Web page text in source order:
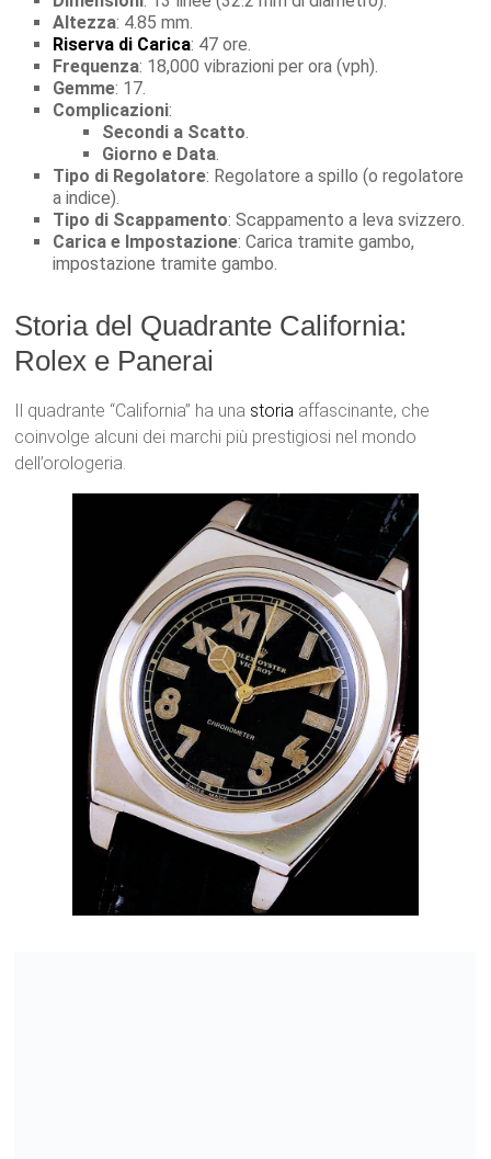
Altezza: 4.85 mm.
Riserva di Carica: 47 ore.
Frequenza: 18,000 vibrazioni per ora (vph).
Gemme: 17.
Complicazioni:
Secondi a Scatto.
Giorno e Data.
Tipo di Regolatore: Regolatore a spillo (o regolatore
a indice).
Tipo di Scappamento: Scappamento a leva svizzero.
Carica e Impostazione: Carica tramite gambo,
impostazione tramite gambo.
Storia del Quadrante California:
Rolex e Panerai
Il quadrante “California” ha una storia affascinante, che
coinvolge alcuni dei marchi più prestigiosi nel mondo
dell’orologeria.